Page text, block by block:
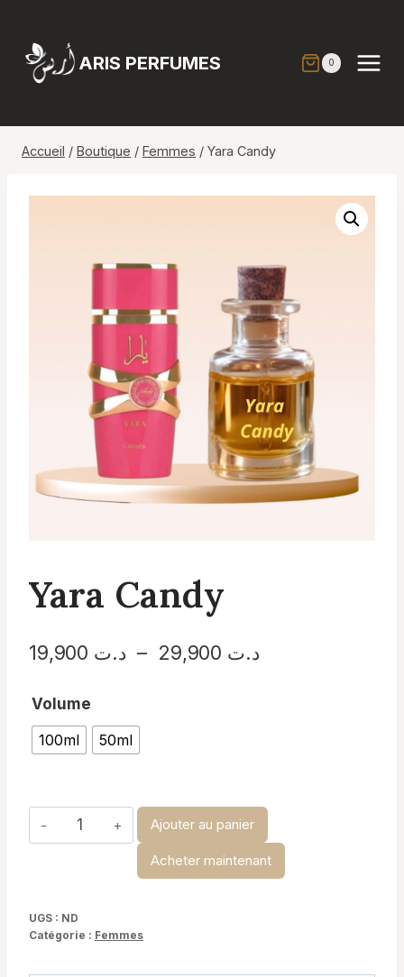
contenu
ARIS PERFUMES 0
Accueil / Boutique / Femmes / Yara Candy
Yara Candy
د.ت – د.تPlage
Volume
100ml
50ml
quantité
de
Ajouter au panier
Acheter maintenant
UGS : ND
Catégorie : Femmes